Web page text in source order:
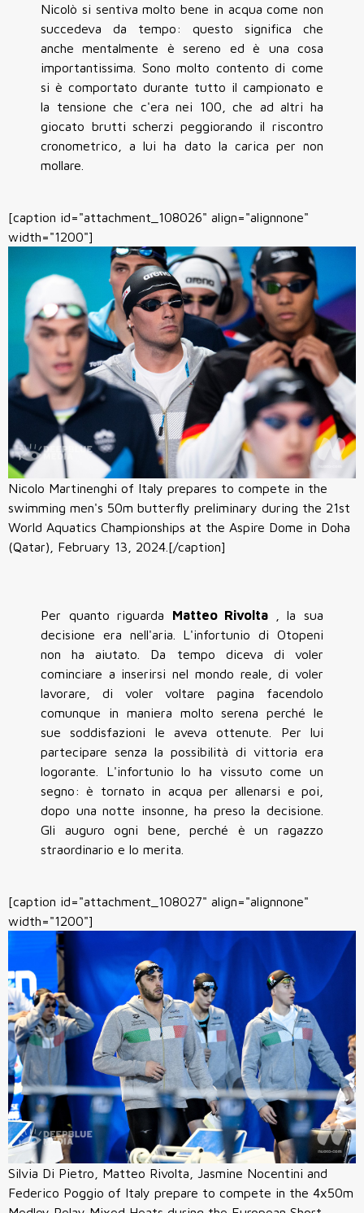
Nicolò si sentiva molto bene in acqua come non
succedeva da tempo: questo significa che
anche mentalmente è sereno ed è una cosa
importantissima. Sono molto contento di come
si è comportato durante tutto il campionato e
la tensione che c'era nei 100, che ad altri ha
giocato brutti scherzi peggiorando il riscontro
cronometrico, a lui ha dato la carica per non
mollare.
[caption id="attachment_108026" align="alignnone"
width="1200"]
Nicolo Martinenghi of Italy prepares to compete in the
swimming men's 50m butterfly preliminary during the 21st
World Aquatics Championships at the Aspire Dome in Doha
(Qatar), February 13, 2024.[/caption]
Per quanto riguarda Matteo Rivolta
, la sua
decisione era nell'aria. L'infortunio di Otopeni
non ha aiutato. Da tempo diceva di voler
cominciare a inserirsi nel mondo reale, di voler
lavorare, di voler voltare pagina facendolo
comunque in maniera molto serena perché le
sue soddisfazioni le aveva ottenute. Per lui
partecipare senza la possibilità di vittoria era
logorante. L'infortunio lo ha vissuto come un
segno: è tornato in acqua per allenarsi e poi,
dopo una notte insonne, ha preso la decisione.
Gli auguro ogni bene, perché è un ragazzo
straordinario e lo merita.
[caption id="attachment_108027" align="alignnone"
width="1200"]
Silvia Di Pietro, Matteo Rivolta, Jasmine Nocentini and
Federico Poggio of Italy prepare to compete in the 4x50m